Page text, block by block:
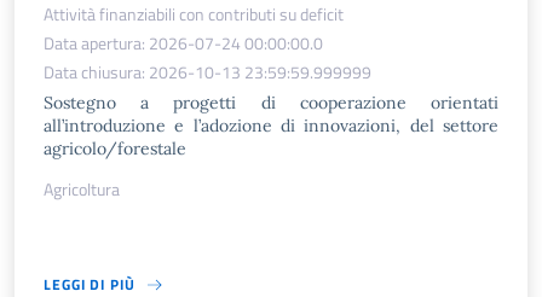
Attività finanziabili con contributi su deficit
Data apertura: 2026-07-24 00:00:00.0
Data chiusura: 2026-10-13 23:59:59.999999
Sostegno a progetti di cooperazione orientati
all’introduzione e l’adozione di innovazioni, del settore
agricolo/forestale
Agricoltura
LEGGI DI PIÙ